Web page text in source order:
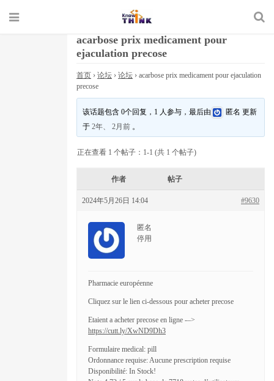
acarbose prix medicament pour
ejaculation precose
首页 › 论坛 › 论坛 › acarbose prix medicament pour ejaculation
precose
该话题包含 0个回复，1 人参与，最后由 匿名 更新
于2年、 2月前 。
正在查看 1 个帖子：1-1 (共 1 个帖子)
作者 帖子
2024年5月26日 14:04 #9630
匿名
停用
Pharmacie européenne
Cliquez sur le lien ci-dessous pour acheter precose
Etaient a acheter precose en ligne -–>
https://cutt.ly/XwND9Dh3
Formulaire medical: pill
Ordonnance requise: Aucune prescription requise
Disponibilité: In Stock!